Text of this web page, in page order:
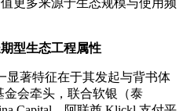
型生态工程属性
显著特征在于其发起与背书体
金会牵头，联合软银（泰